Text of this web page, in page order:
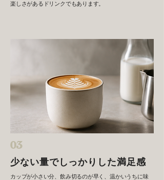
楽しさがあるドリンクでもあります。
03
少ない量でしっかりした満足感
カップが小さい分、飲み切るのが早く、温かいうちに味